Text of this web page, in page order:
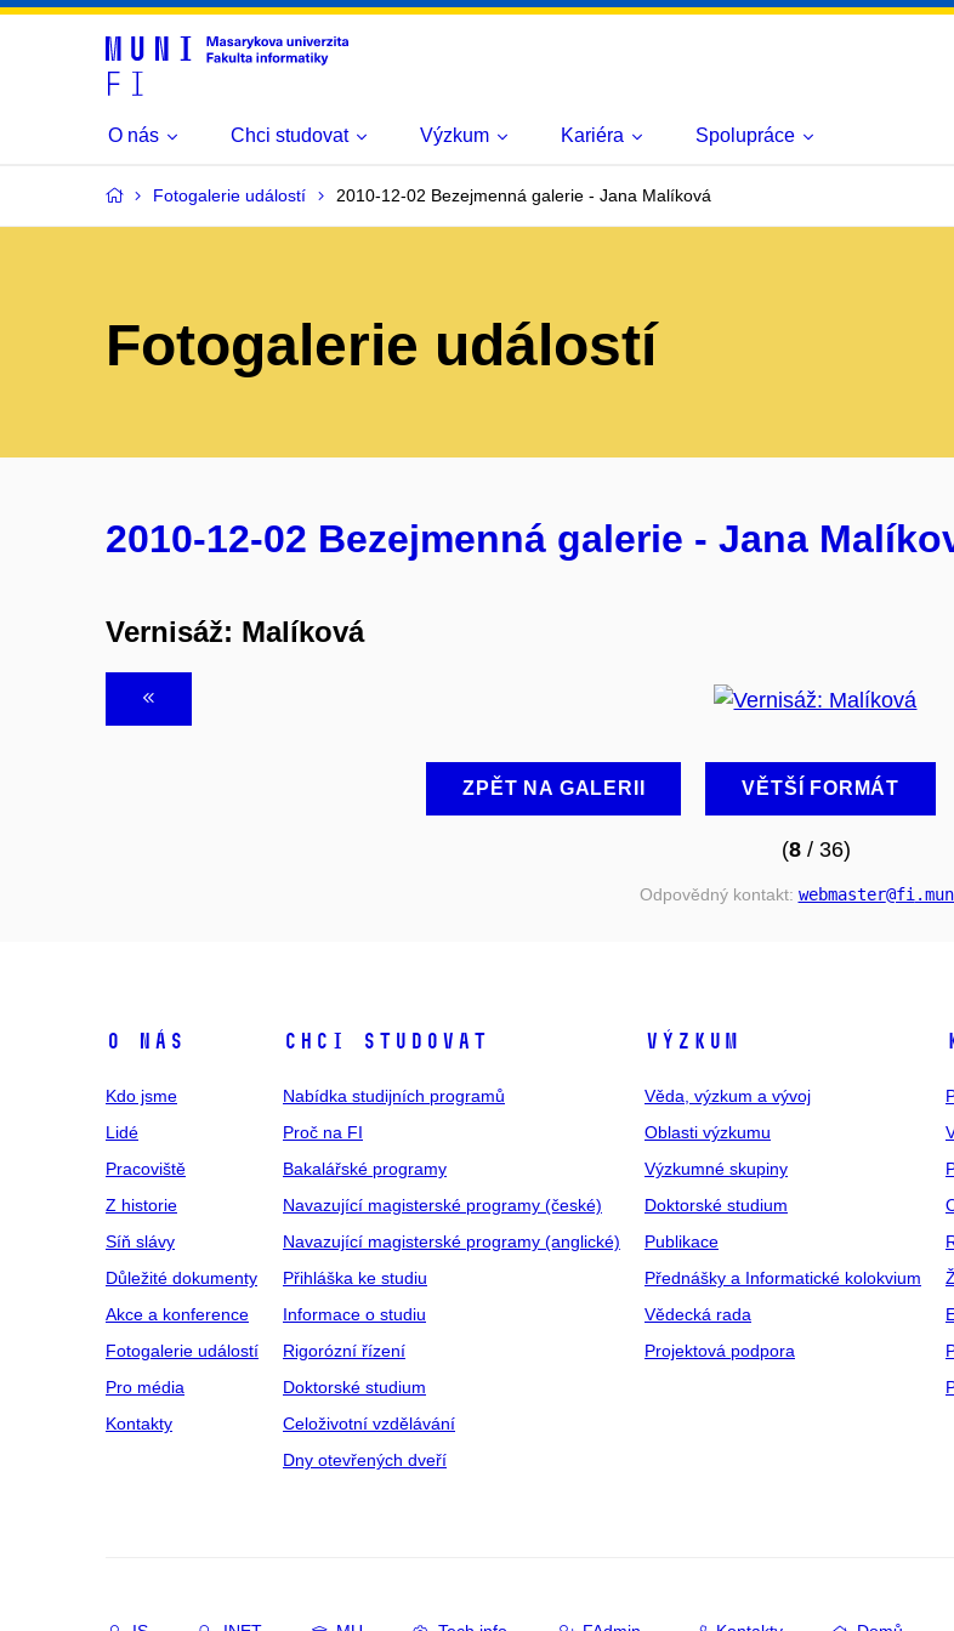
O nás Chci studovat Výzkum Kariéra Spolupráce
Fotogalerie událostí 2010-12-02 Bezejmenná galerie - Jana Malíková
Fotogalerie událostí
2010-12-02 Bezejmenná galerie - Jana
Vernisáž: Malíková
ZPĚT NA GALERII VĚTŠÍ FORMÁT
(8/ 36)
Odpovědný kontakt: webmaster@fi
O NÁS
Kdo jsme
Lidé
Pracoviště
Z historie
Síň slávy
Důležité dokumenty
Akce a konference
Fotogalerie událostí
Pro média
Kontakty
CHCI STUDOVAT
Nabídka studijních programů
Proč na FI
Bakalářské programy
Navazující magisterské programy (české)
Navazující magisterské programy (anglické)
Přihláška ke studiu
Informace o studiu
Rigorózní řízení
Doktorské studium
Celoživotní vzdělávání
Dny otevřených dveří
VÝZKUM
Věda, výzkum a vývoj
Oblasti výzkumu
Výzkumné skupiny
Doktorské studium
Publikace
Přednášky a Informatické kolokvium
Vědecká rada
Projektová podpora